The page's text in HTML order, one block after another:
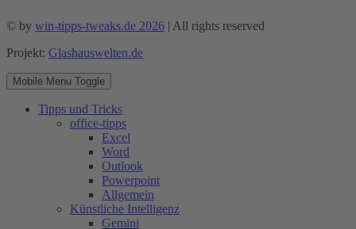
© by win-tipps-tweaks.de 2026 | All rights reserved
Projekt: Glashauswelten.de
Mobile Menu Toggle
Tipps und Tricks
office-tipps
Excel
Word
Outlook
Powerpoint
Allgemein
Künstliche Intelligenz
Gemini